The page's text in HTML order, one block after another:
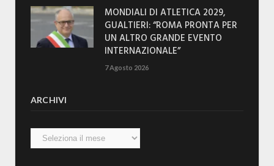
MONDIALI DI ATLETICA 2029,
GUALTIERI: “ROMA PRONTA PER
UN ALTRO GRANDE EVENTO
INTERNAZIONALE”
7 Agosto 2026
ARCHIVI
Archivi